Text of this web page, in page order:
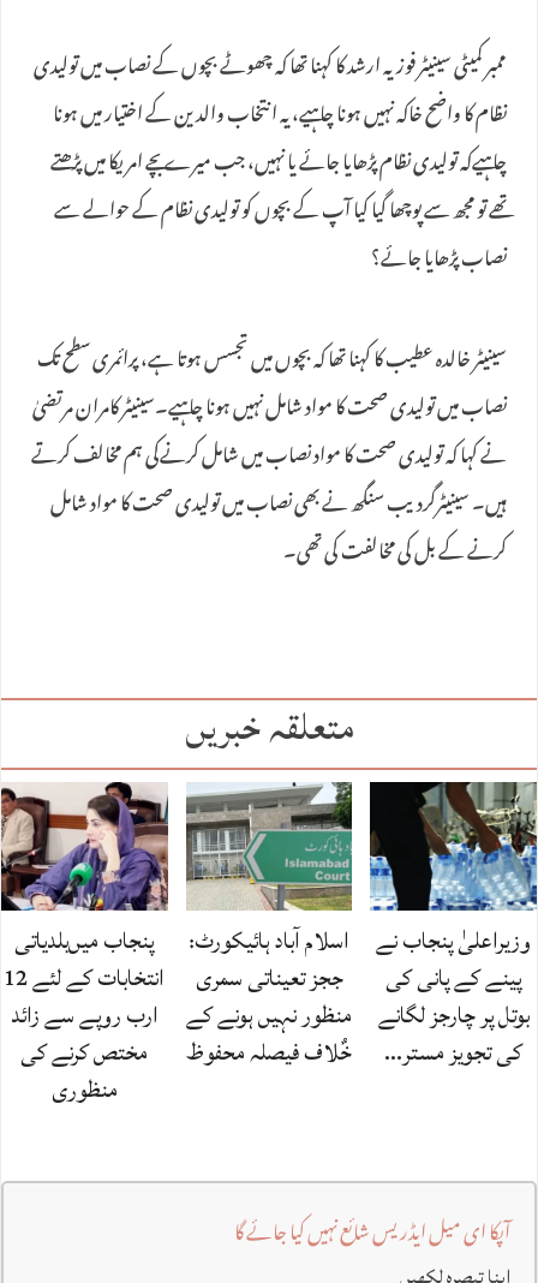
ممبر کمیٹی سینیٹر فوزیہ ارشد کا کہنا تھا کہ چھوٹے بچوں کے نصاب میں تولیدی
نظام کا واضح خاکہ نہیں ہونا چاہیے، یہ انتخاب والدین کے اختیار میں ہونا
چاہیےکہ تولیدی نظام پڑھایا جائے یا نہیں، جب میرے بچے امریکا میں پڑھتے
تھے تو مجھ سے پوچھا گیا کیا آپ کے بچوں کو تولیدی نظام کے حوالے سے
نصاب پڑھایا جائے؟
سینیٹر خالدہ عطیب کا کہنا تھا کہ بچوں میں تجسس ہوتا ہے، پرائمری سطح تک
نصاب میں تولیدی صحت کا مواد شامل نہیں ہونا چاہیے۔سینیٹر کامران مرتضیٰ
نے کہا کہ تولیدی صحت کا مواد نصاب میں شامل کرنےکی ہم مخالف کرتے
ہیں۔ سینیٹرگردیب سنگھ نے بھی نصاب میں تولیدی صحت کا مواد شامل
کرنے کے بل کی مخالفت کی تھی۔
متعلقہ خبریں
وزیراعلیٰ پنجاب نے
پینے کے پانی کی
بوتل پر چارجز لگانے
کی تجویز مستر…
اسلام آباد ہائیکورٹ:
ججز تعیناتی سمری
منظور نہیں‌ ہونے کے
خٌلاف فیصلہ محفوظ
پنجاب میں‌بلدیاتی
انتخابات کے لئے 12
ارب روپے سے زائد
مختص کرنے کی
منظوری
آپکا ای میل ایڈریس شائع نہیں کیا جائے گا